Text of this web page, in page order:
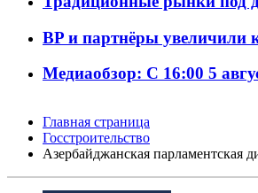
BP и партнёры увеличили
Медиаобзор: С 16:00 5
Главная страница
Госстроительство
Азербайджанская парламентская